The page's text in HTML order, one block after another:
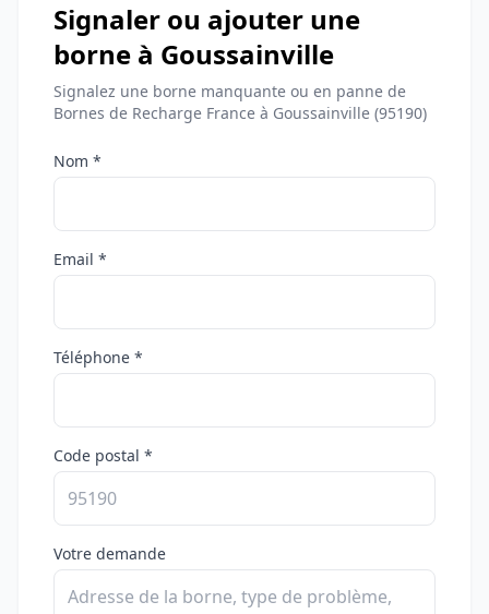
Signaler ou ajouter une
borne à Goussainville
Signalez une borne manquante ou en panne de
Bornes de Recharge France à Goussainville (95190)
Nom *
Email *
Téléphone *
Code postal *
Votre demande